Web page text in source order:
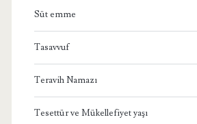
Süt emme
Tasavvuf
Teravih Namazı
Tesettür ve Mükellefiyet yaşı